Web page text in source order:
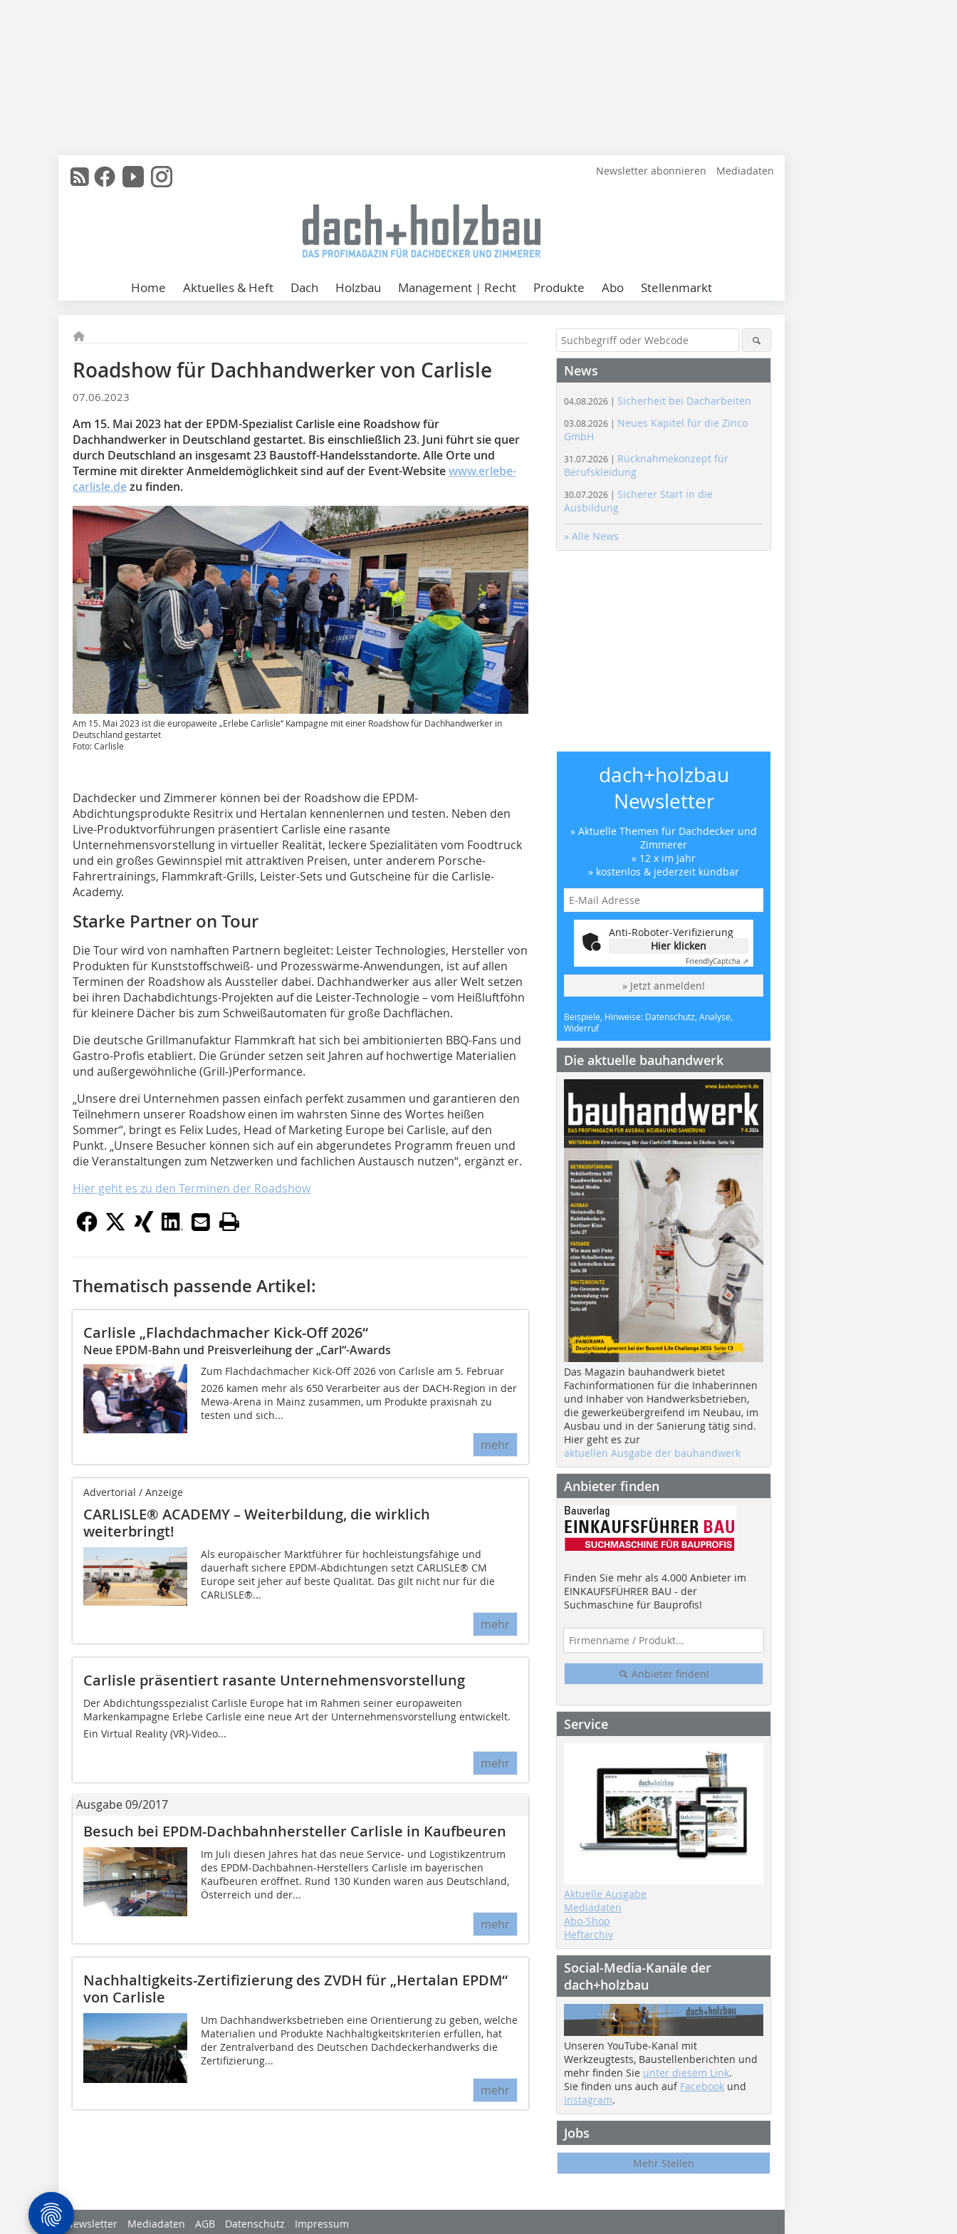
Newsletter abonnieren Mediadaten
Home Aktuelles & Heft Dach Holzbau Management | Recht Produkte Abo Stellenmarkt
Roadshow für Dachhandwerker von Carlisle
07.06.2023
Am 15. Mai 2023 hat der EPDM-Spezialist Carlisle eine Roadshow für
Dachhandwerker in Deutschland gestartet. Bis einschließlich 23. Juni führt sie quer
durch Deutschland an insgesamt 23 Baustoff-Handelsstandorte. Alle Orte und
Termine mit direkter Anmeldemöglichkeit sind auf der Event-Websitewww.erlebe-
carlisle.dezu finden.
Am 15. Mai 2023 ist die europaweite „Erlebe Carlisle“ Kampagne mit einer Roadshow für Dachhandwerker in
Deutschland gestartet
Foto: Carlisle
Dachdecker und Zimmerer können bei der Roadshow die EPDM-
Abdichtungsprodukte Resitrix und Hertalan kennenlernen und testen. Neben den
Live-Produktvorführungen präsentiert Carlisle eine rasante
Unternehmensvorstellung in virtueller Realität, leckere Spezialitäten vom Foodtruck
und ein großes Gewinnspiel mit attraktiven Preisen, unter anderem Porsche-
Fahrertrainings, Flammkraft-Grills, Leister-Sets und Gutscheine für die Carlisle-
Academy.
Starke Partner on Tour
Die Tour wird von namhaften Partnern begleitet: Leister Technologies, Hersteller von
Produkten für Kunststoffschweiß- und Prozesswärme-Anwendungen, ist auf allen
Terminen der Roadshow als Aussteller dabei. Dachhandwerker aus aller Welt setzen
bei ihren Dachabdichtungs-Projekten auf die Leister-Technologie – vom Heißluftföhn
für kleinere Dächer bis zum Schweißautomaten für große Dachflächen.
Die deutsche Grillmanufaktur Flammkraft hat sich bei ambitionierten BBQ-Fans und
Gastro-Profis etabliert. Die Gründer setzen seit Jahren auf hochwertige Materialien
und außergewöhnliche (Grill-)Performance.
„Unsere drei Unternehmen passen einfach perfekt zusammen und garantieren den
Teilnehmern unserer Roadshow einen im wahrsten Sinne des Wortes heißen
Sommer“, bringt es Felix Ludes, Head of Marketing Europe bei Carlisle, auf den
Punkt. „Unsere Besucher können sich auf ein abgerundetes Programm freuen und
die Veranstaltungen zum Netzwerken und fachlichen Austausch nutzen“, ergänzt er.
Hier geht es zu den Terminen der Roadshow
Thematisch passende Artikel:
Carlisle „Flachdachmacher Kick-Off 2026“
Neue EPDM-Bahn und Preisverleihung der „Carl“-Awards
Zum Flachdachmacher Kick-Off 2026 von Carlisle am 5. Februar
2026 kamen mehr als 650 Verarbeiter aus der DACH-Region in der
Mewa-Arena in Mainz zusammen, um Produkte praxisnah zu
testen und sich...
mehr
Advertorial / Anzeige
CARLISLE® ACADEMY – Weiterbildung, die wirklich
weiterbringt!
Als europäischer Marktführer für hochleistungsfähige und
dauerhaft sichere EPDM-Abdichtungen setzt CARLISLE® CM
Europe seit jeher auf beste Qualität. Das gilt nicht nur für die
CARLISLE®...
mehr
Carlisle präsentiert rasante Unternehmensvorstellung
Der Abdichtungsspezialist Carlisle Europe hat im Rahmen seiner europaweiten
Markenkampagne Erlebe Carlisle eine neue Art der Unternehmensvorstellung entwickelt.
Ein Virtual Reality (VR)-Video...
mehr
Ausgabe 09/2017
Besuch bei EPDM-Dachbahnhersteller Carlisle in Kaufbeuren
Im Juli diesen Jahres hat das neue Service- und Logistikzentrum
des EPDM-Dachbahnen-Herstellers Carlisle im bayerischen
Kaufbeuren eröffnet. Rund 130 Kunden waren aus Deutschland,
Österreich und der...
mehr
Nachhaltigkeits-Zertifizierung des ZVDH für „Hertalan EPDM“
von Carlisle
Um Dachhandwerksbetrieben eine Orientierung zu geben, welche
Materialien und Produkte Nachhaltigkeitskriterien erfüllen, hat
der Zentralverband des Deutschen Dachdeckerhandwerks die
Zertifizierung...
mehr
News
04.08.2026 | Sicherheit bei Dacharbeiten
03.08.2026 | Neues Kapitel für die Zinco
GmbH
31.07.2026 | Rücknahmekonzept für
Berufskleidung
30.07.2026 | Sicherer Start in die
Ausbildung
» Alle News
dach+holzbau
Newsletter
» Aktuelle Themen für Dachdecker und
Zimmerer
» 12 x im Jahr
» kostenlos & jederzeit kündbar
Anti-Roboter-Verifizierung
Hier klicken
FriendlyCaptcha ⇗
» Jetzt anmelden!
Beispiele, Hinweise: Datenschutz, Analyse,
Widerruf
Die aktuelle bauhandwerk
Das Magazin bauhandwerk bietet
Fachinformationen für die Inhaberinnen
und Inhaber von Handwerksbetrieben,
die gewerkeübergreifend im Neubau, im
Ausbau und in der Sanierung tätig sind.
Hier geht es zur
aktuellen Ausgabe der bauhandwerk
Anbieter finden
Finden Sie mehr als 4.000 Anbieter im
EINKAUFSFÜHRER BAU - der
Suchmaschine für Bauprofis!
Anbieter finden!
Service
Aktuelle Ausgabe
Mediadaten
Abo-Shop
Heftarchiv
Social-Media-Kanäle der
dach+holzbau
Unseren YouTube-Kanal mit
Werkzeugtests, Baustellenberichten und
mehr finden Sie unter diesem Link.
Sie finden uns auch auf Facebook und
Instagram.
Jobs
Mehr Stellen
Newsletter Mediadaten AGB Datenschutz Impressum